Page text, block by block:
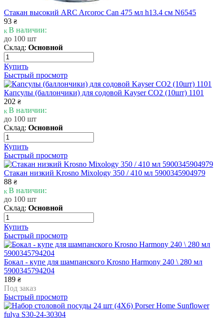
Стакан высокий ARC Arcoroc Can 475 мл h13.4 см N6545
93 ₴
В наличии:
до 100 шт
Склад: Основной
Купить
Быстрый просмотр
Капсулы (баллончики) для содовой Kayser CO2 (10шт) 1101
202 ₴
В наличии:
до 100 шт
Склад: Основной
Купить
Быстрый просмотр
Стакан низкий Krosno Mixology 350 / 410 мл 5900345904979
88 ₴
В наличии:
до 100 шт
Склад: Основной
Купить
Быстрый просмотр
Бокал - купе для шампанского Krosno Harmony 240 \ 280 мл
5900345794204
189 ₴
Под заказ
Быстрый просмотр